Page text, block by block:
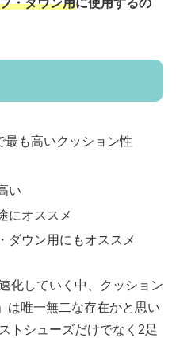
最も高いクッション性
い
にオススメ
ダウン用にもオススメ
化していく中、クッション
は唯一無二な存在かと思い
トシューズだけでなく2足